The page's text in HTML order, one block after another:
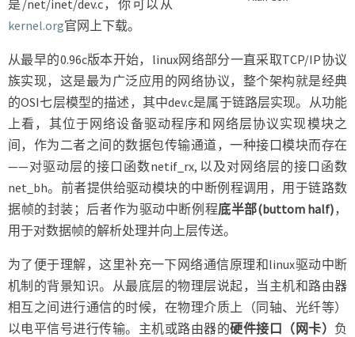
是/net/inet/dev.c，你可以从
kernel.org官网上下载。
从最早的0.96c版本开始，linux网络部分一直采取TCP/IP协议
族实现，这是最为广泛应用的网络协议，整个架构就是经典
的OSI七层模型的描述，其中dev.c是属于链路层实现。从功能
上看，其位于网络设备驱动程序和网络层协议实现模块之
间，作为二者之间的数据包传输通道，一种接口模块而存在
——对驱动层的接口函数netif_rx, 以及对网络层的接口函数
net_bh。前者提供给驱动模块的中断例程调用，用于链路数
据帧的封装；后者作为驱动中断例程底半部(buttom half)，
用于对数据帧的解析处理并向上层传送。
为了便于理解，这里补充一下网络通信原理和linux驱动中断
机制的背景知识。从最底层的物理层说起，当主机和路由器
相互之间进行通信的时候，在物理介质上（同轴、光纤等）
以电平信号进行传输。主机或路由器的硬件接口（网卡） 负